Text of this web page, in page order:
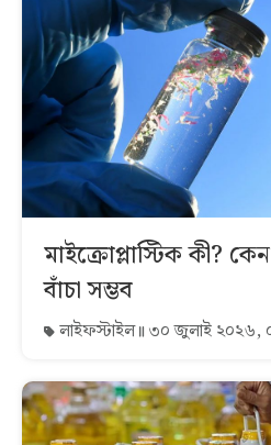
মাইক্রোপ্লাস্টিক কী?
বাঁচা সম্ভব
লাইফস্টাইল ৩০ জুলাই ২০২৬,